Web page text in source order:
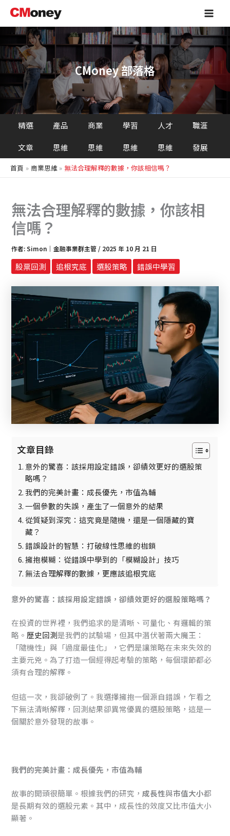
主
容
Main
CMoney 部落格
精選
文章
產品
思維
商業
思維
學習
思維
人才
思維
職涯
發展
首頁 商業思維 無法合理解釋的數據，你該相信嗎？
無法合理解釋的數據，你該相
信嗎？
作者:Simon｜金融事業群主管 / 2025 年 10 月 21 日
股票回測 追根究底 選股策略 錯誤中學習
文章目錄
意外的驚喜：該採用設定錯誤，卻績效更好的選股策
略嗎？
我們的完美計畫：成長優先，市值為輔
一個參數的失誤，產生了一個意外的結果
從質疑到深究：這究竟是隨機，還是一個隱藏的寶
藏？
錯誤設計的智慧：打破線性思維的枷鎖
擁抱模糊：從錯誤中學到的「模糊設計」技巧
無法合理解釋的數據，更應該追根究底
意外的驚喜：該採用設定錯誤，卻績效更好的選股策略嗎？
在投資的世界裡，我們追求的是清晰、可量化、有邏輯的策
略。歷史回測是我們的試驗場，但其中潛伏著兩大魔王：
「隨機性」與「過度最佳化」，它們是讓策略在未來失效的
主要元兇。為了打造一個經得起考驗的策略，每個環節都必
須有合理的解釋。
但這一次，我卻破例了。我選擇擁抱一個源自錯誤，乍看之
下無法清晰解釋，回測結果卻異常優異的選股策略，這是一
個關於意外發現的故事。
我們的完美計畫：成長優先，市值為輔
故事的開頭很簡單。根據我們的研究，成長性與市值大小都
是長期有效的選股元素。其中，成長性的效度又比市值大小
顯著。
尋